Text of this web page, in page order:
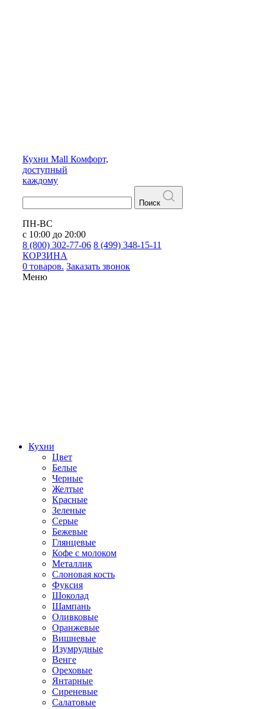
Кухни Mall Комфорт,
доступный
каждому
Поиск
ПН-ВС
с 10:00 до 20:00
8 (800) 302-77-06 8 (499) 348-15-11
КОРЗИНА
0 товаров. Заказать звонок
Меню
Кухни
Цвет
Белые
Черные
Желтые
Красные
Зеленые
Серые
Бежевые
Глянцевые
Кофе с молоком
Металлик
Слоновая кость
Фуксия
Шоколад
Шампань
Оливковые
Оранжевые
Вишневые
Изумрудные
Венге
Ореховые
Янтарные
Сиреневые
Салатовые